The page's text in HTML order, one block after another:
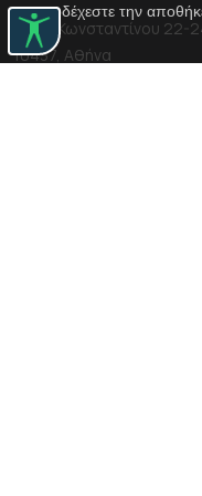
αποδέχεστε την
Αγίου Κωνσταντίνου 22-
10437, Αθήνα